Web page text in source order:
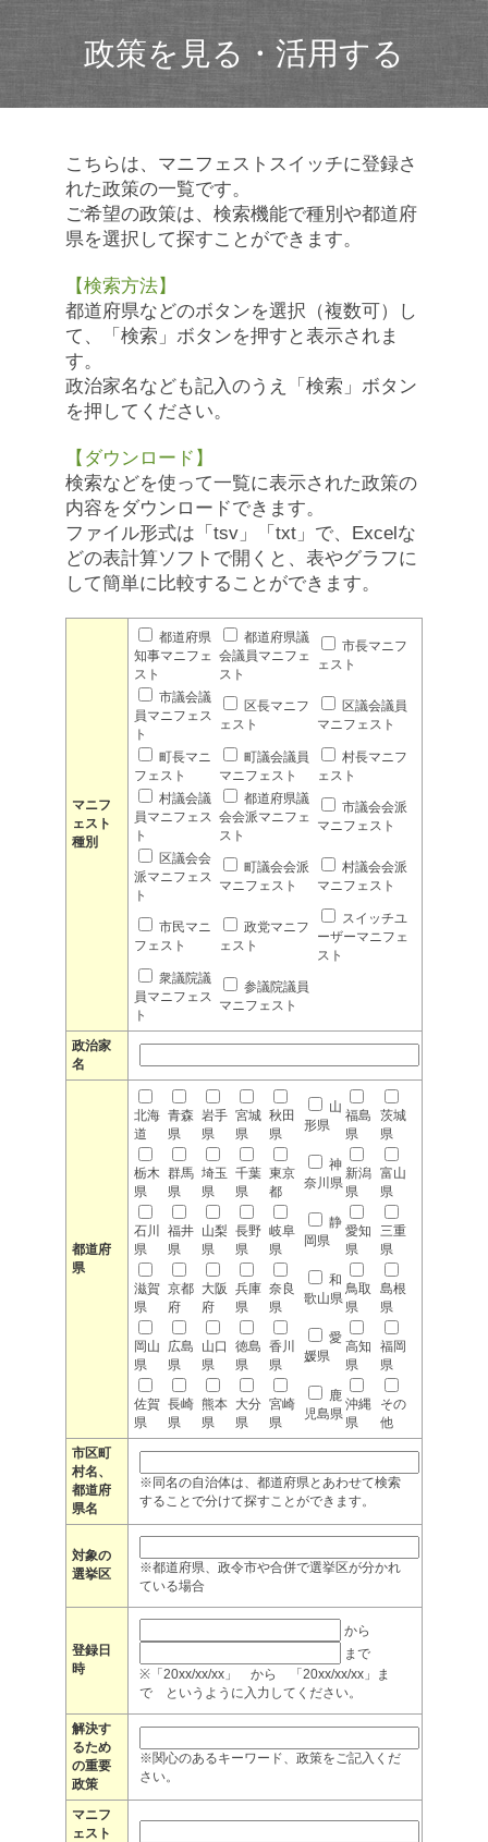
政策を見る・活用する
こちらは、マニフェストスイッチに登録さ
れた政策の一覧です。
ご希望の政策は、検索機能で種別や都道府
県を選択して探すことができます。
【検索方法】
都道府県などのボタンを選択（複数可）し
て、「検索」ボタンを押すと表示されま
す。
政治家名なども記入のうえ「検索」ボタン
を押してください。
【ダウンロード】
検索などを使って一覧に表示された政策の
内容をダウンロードできます。
ファイル形式は「tsv」「txt」で、Excelな
どの表計算ソフトで開くと、表やグラフに
して簡単に比較することができます。
マニフ
ェスト
種別
都道府県
知事マニフェ
スト
都道府県議
会議員マニフェ
スト
市長マニフ
ェスト
市議会議
員マニフェス
ト
区長マニフ
ェスト
区議会議員
マニフェスト
町長マニ
フェスト
町議会議員
マニフェスト
村長マニフ
ェスト
村議会議
員マニフェス
ト
都道府県議
会会派マニフェ
スト
市議会会派
マニフェスト
区議会会
派マニフェス
ト
町議会会派
マニフェスト
村議会会派
マニフェスト
市民マニ
フェスト
政党マニフ
ェスト
スイッチユ
ーザーマニフェ
スト
衆議院議
員マニフェス
ト
参議院議員
マニフェスト
政治家
名
都道府
県
北海
道
青森
県
岩手
県
宮城
県
秋田
県
山
形県
福島
県
茨城
県
栃木
県
群馬
県
埼玉
県
千葉
県
東京
都
神
奈川県
新潟
県
富山
県
石川
県
福井
県
山梨
県
長野
県
岐阜
県
静
岡県
愛知
県
三重
県
滋賀
県
京都
府
大阪
府
兵庫
県
奈良
県
和
歌山県
鳥取
県
島根
県
岡山
県
広島
県
山口
県
徳島
県
香川
県
愛
媛県
高知
県
福岡
県
佐賀
県
長崎
県
熊本
県
大分
県
宮崎
県
鹿
児島県
沖縄
県
その
他
市区町
村名、
都道府
県名
※同名の自治体は、都道府県とあわせて検索
することで分けて探すことができます。
対象の
選挙区
※都道府県、政令市や合併で選挙区が分かれ
ている場合
登録日
時
から
まで
※「20xx/xx/xx」 から 「20xx/xx/xx」ま
で というように入力してください。
解決す
るため
の重要
政策
※関心のあるキーワード、政策をご記入くだ
さい。
マニフ
ェスト